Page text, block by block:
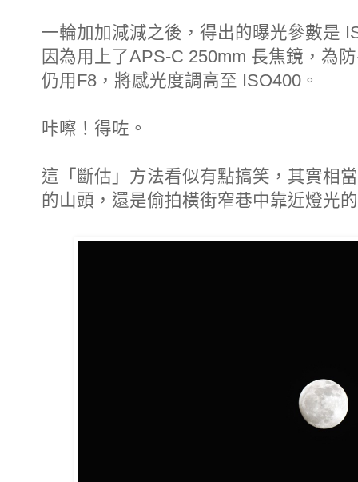
一輪加加減減之後，得出的曝光參數是
因為用上了APS-C 250mm 長焦鏡，為
仍用F8，將感光度調高至 ISO400。
咔嚓！得咗。
這「斷估」方法看似有點搞笑，其實相
的山頭，還是偷拍橫街窄巷中靠近燈光